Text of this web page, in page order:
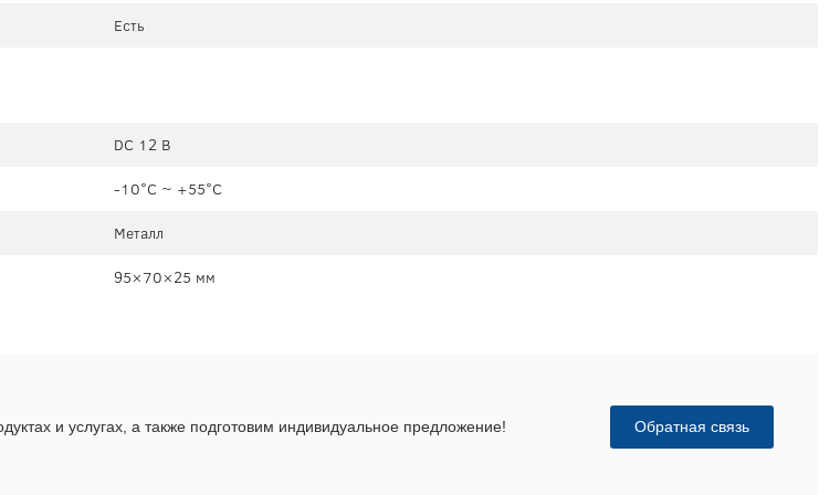
Есть
DC 12 В
-10°C ~ +55°C
Металл
95×70×25 мм
и услугах, а также подготовим индивидуальное предложение! Обратная связь